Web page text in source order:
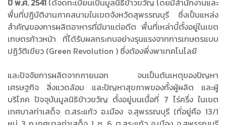
พื้นที่ปฏิบัติงานภาคสนามในเขตจังหวัดสุพรรณบุรี ซึ่งเป็นแหล่ง
สำคัญของการผลิตอาหารที่มีมาแต่อดีต พื้นที่เหล่านี้ตั้งอยู่ในเขต
เกษตรก้าวหน้า ที่ได้รับผลกระทบอย่างรุนแรงจากการเกษตรแบบ
ปฏิวัติเขียว (Green Revolution ) ซึ่งต้องพึ่งพาเทคโนโลยี
และปัจจัยการผลิตจากภายนอก จนเป็นต้นเหตุของปัญหา
เศรษฐกิจ สิ่งแวดล้อม และปัญหาสุขภาพของทั้งผู้ผลิต และผู้
บริโภค ปัจจุบันมูลนิธิข้าวขวัญ ตั้งอยู่บนเนื้อที่ 7 ไร่ครึ่ง ในเขต
เทศบาลท่าเสด็จ ต.สระแก้ว อ.เมือง จ.สุพรรณบุรี (ที่อยู่คือ 13/1